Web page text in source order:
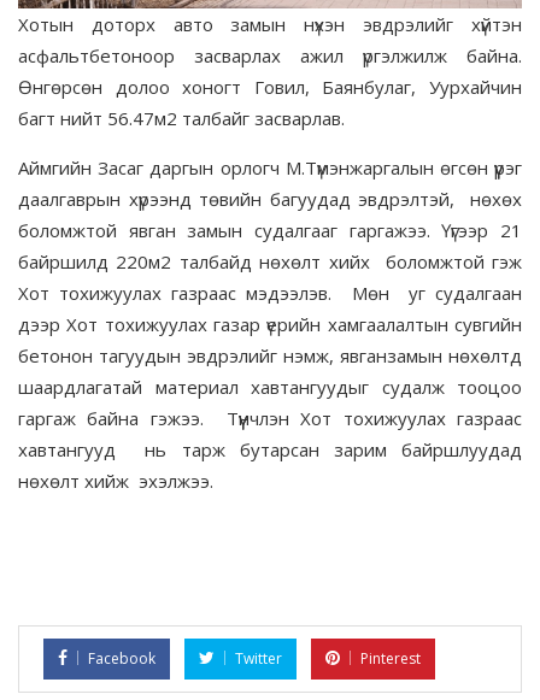
Хотын доторх авто замын нүхэн эвдрэлийг хүйтэн
асфальтбетоноор засварлах ажил үргэлжилж байна.
Өнгөрсөн долоо хоногт Говил, Баянбулаг, Уурхайчин
багт нийт 56.47м2 талбайг засварлав.
Аймгийн Засаг даргын орлогч М.Түмэнжаргалын өгсөн үүрэг
даалгаврын хүрээнд төвийн багуудад эвдрэлтэй, нөхөх
боломжтой явган замын судалгааг гаргажээ. Үүгээр 21
байршилд 220м2 талбайд нөхөлт хийх боломжтой гэж
Хот тохижуулах газраас мэдээлэв. Мөн уг судалгаан
дээр Хот тохижуулах газар үерийн хамгаалалтын сувгийн
бетонон тагуудын эвдрэлийг нэмж, явганзамын нөхөлтд
шаардлагатай материал хавтангуудыг судалж тооцоо
гаргаж байна гэжээ. Түүнчлэн Хот тохижуулах газраас
хавтангууд нь тарж бутарсан зарим байршлуудад
нөхөлт хийж эхэлжээ.
Facebook Twitter Pinterest